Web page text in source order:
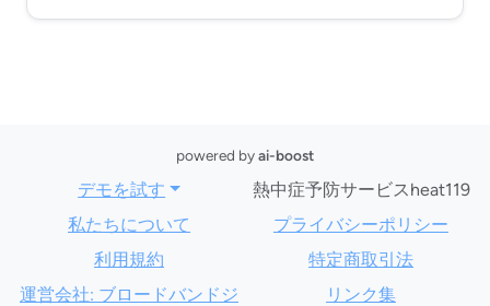
powered byai-boost
デモを試す
熱中症予防サービスheat119
私たちについて
プライバシーポリシー
利用規約
特定商取引法
運営会社: ブロードバンドジ
リンク集